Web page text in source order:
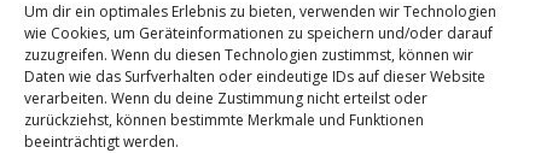
Um dir ein optimales Erlebnis zu bieten, verwenden wir Technologien
wie Cookies, um Geräteinformationen zu speichern und/oder darauf
zuzugreifen. Wenn du diesen Technologien zustimmst, können wir
Daten wie das Surfverhalten oder eindeutige IDs auf dieser Website
verarbeiten. Wenn du deine Zustimmung nicht erteilst oder
zurückziehst, können bestimmte Merkmale und Funktionen
beeinträchtigt werden.